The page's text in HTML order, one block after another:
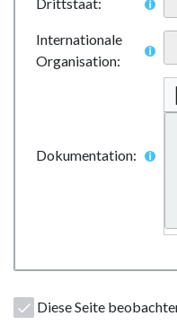
Internationale
Organisation:
Dokumentation:
Diese Seite